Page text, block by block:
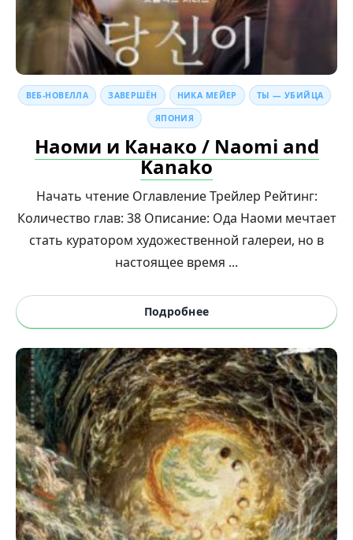
ВЕБ-НОВЕЛЛА ЗАВЕРШЁН НИКА МЕЙЕР ТЫ — УБИЙЦА
ЯПОНИЯ
Наоми и Канако / Naomi and
Kanako
Начать чтение Оглавление Трейлер Рейтинг:
Количество глав: 38 Описание: Ода Наоми мечтает
стать куратором художественной галереи, но в
настоящее время ...
Подробнее